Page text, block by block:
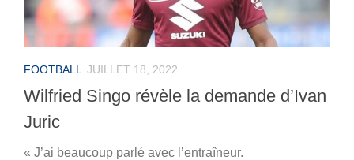
FOOTBALL JUILLET 18, 2022
Wilfried Singo révèle la demande d’Ivan
Juric
« J’ai beaucoup parlé avec l’entraîneur.